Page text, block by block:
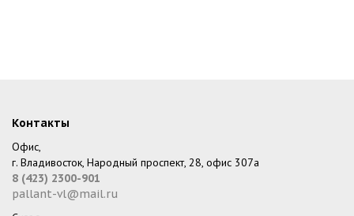
Контакты
Офис,
г. Владивосток, Народный проспект, 28, офис 307а
8 (423) 2300-901
pallant-vl@mail.ru